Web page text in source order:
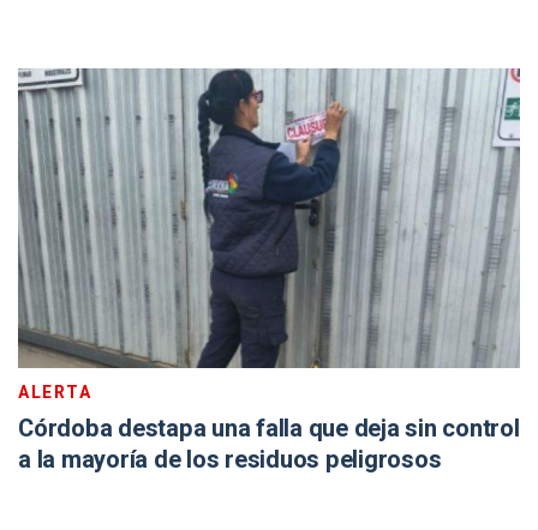
ALERTA
Córdoba destapa una falla que deja sin control
a la mayoría de los residuos peligrosos